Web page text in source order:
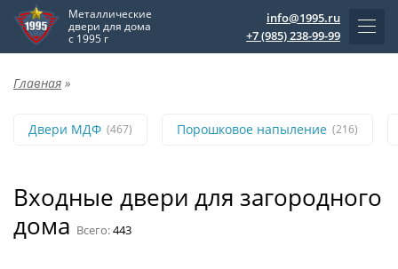
Металлические
двери для дома
с 1995 г
info@1995.ru
+7 (985) 238-99-99
Главная »
Двери МДФ (467) Порошковое напыление (216)
Входные двери для загородного
дома Всего:443